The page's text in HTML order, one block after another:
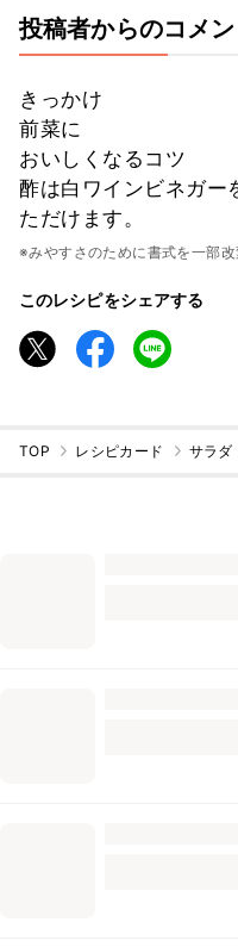
投稿者からのコメン
きっかけ
前菜に
おいしくなるコツ
酢は白ワインビネガー
ただけます。
※みやすさのために書式を一部改
このレシピをシェアする
TOP レシピカード サラダ